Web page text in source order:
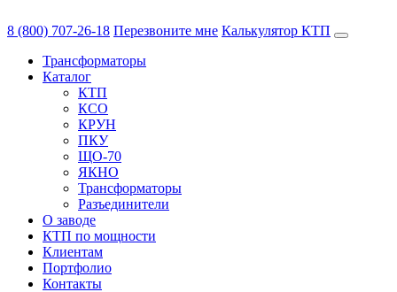
8 (800) 707-26-18 Перезвоните мне Калькулятор КТП
Трансформаторы
Каталог
КТП
КСО
КРУН
ПКУ
ЩО-70
ЯКНО
Трансформаторы
Разъединители
О заводе
КТП по мощности
Клиентам
Портфолио
Контакты